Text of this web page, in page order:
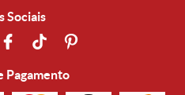
Sociais
Pagamento